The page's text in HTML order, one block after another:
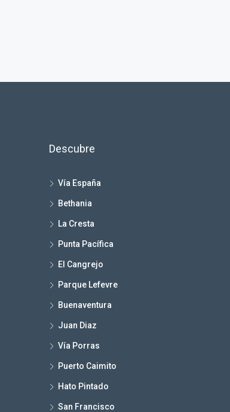
Descubre
Vía España
Bethania
La Cresta
Punta Pacífica
El Cangrejo
Parque Lefevre
Buenaventura
Juan Diaz
Vía Porras
Puerto Caimito
Hato Pintado
San Francisco